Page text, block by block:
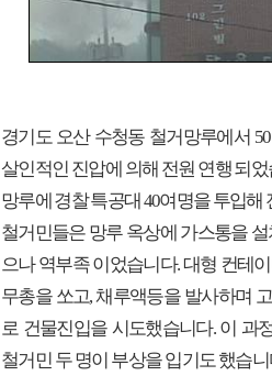
경기도 오산 수청동 철거망루에서
살인적인 진압에 의해 전원 연행 되
망루에 경찰 특공대 40여명을 투입해
철거민들은 망루 옥상에 가스통을
으나 역부족 이었습니다. 대형 컨테
무총을 쏘고, 채루액등을 발사하며
로 건물진입을 시도했습니다. 이 과
철거민 두 명이 부상을 입기도 했습